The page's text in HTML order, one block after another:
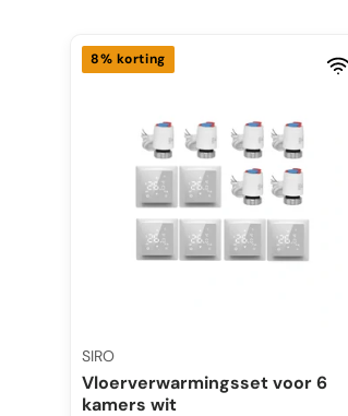
8% korting
SIRO
Vloerverwarmingsset voor 6
kamers wit